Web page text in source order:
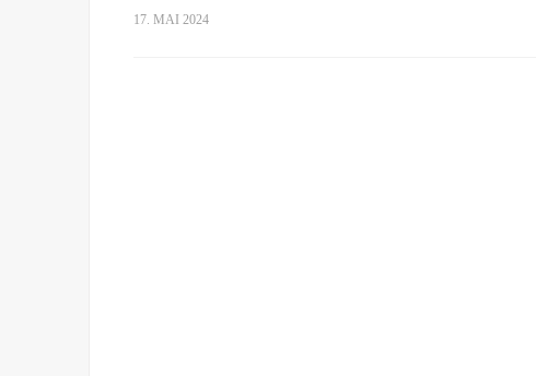
17. MAI 2024